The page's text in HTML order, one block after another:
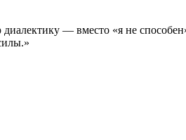
— вместо «я не